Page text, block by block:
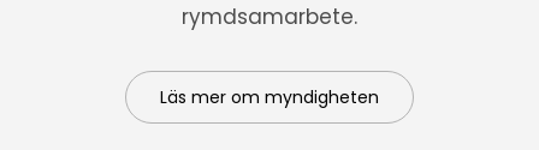
rymdsamarbete.
Läs mer om myndigheten